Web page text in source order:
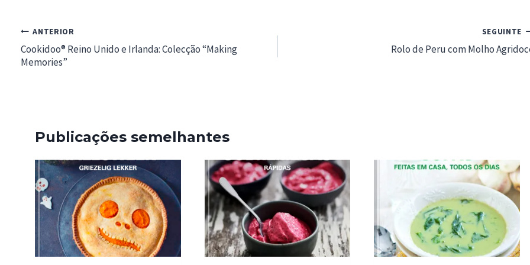
Navegação
de
artigos
ANTERIOR
Cookidoo® Reino Unido e Irlanda: Colecção “Making
Memories”
SEGUINTE
Rolo de Peru com Molho
Publicações semelhantes